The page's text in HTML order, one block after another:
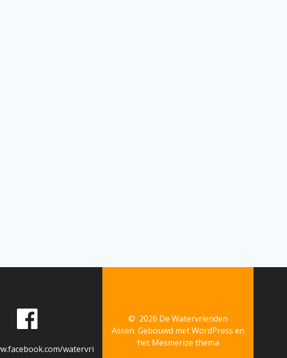
watervri
© 2026 De Watervrienden
Assen. Gebouwd met WordPress en
het Mesmerize thema